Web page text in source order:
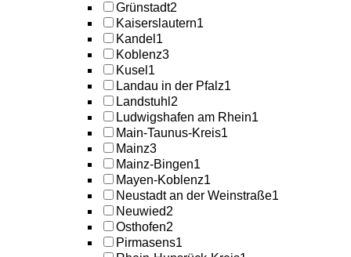
Grünstadt2
Kaiserslautern1
Kandel 1
Koblenz3
Kusel 1
Landau in der Pfalz1
Landstuhl 2
Ludwigshafen am Rhein1
Main-Taunus-Kreis1
Mainz3
Mainz-Bingen1
Mayen-Koblenz1
Neustadt an der Weinstraße1
Neuwied2
Osthofen2
Pirmasens1